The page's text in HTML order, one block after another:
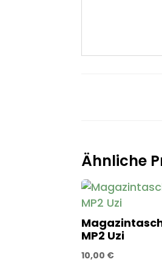
Ähnliche
MP2 Uzi
10,00 €